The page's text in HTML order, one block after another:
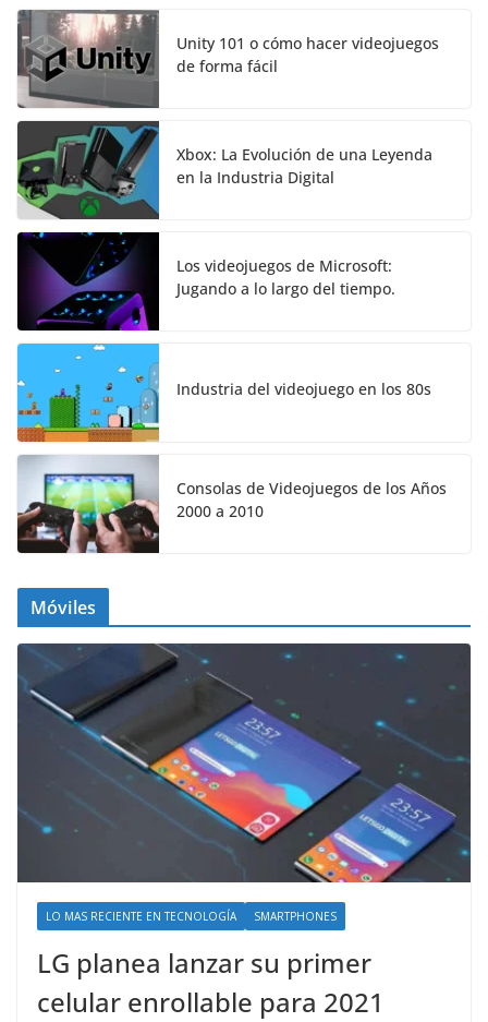
Unity 101 o cómo hacer videojuegos
de forma fácil
Xbox: La Evolución de una Leyenda
en la Industria Digital
Los videojuegos de Microsoft:
Jugando a lo largo del tiempo.
Industria del videojuego en los 80s
Consolas de Videojuegos de los Años
2000 a 2010
Móviles
LO MAS RECIENTE EN TECNOLOGÍA SMARTPHONES
LG planea lanzar su primer
celular enrollable para 2021